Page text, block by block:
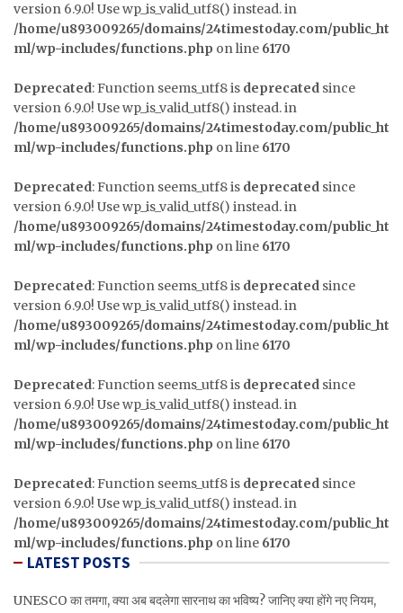
version 6.9.0! Use wp_is_valid_utf8() instead. in
/home/u893009265/domains/24timestoday.com/public_ht
ml/wp-includes/functions.php on line 6170
Deprecated: Function seems_utf8 is deprecated since
version 6.9.0! Use wp_is_valid_utf8() instead. in
/home/u893009265/domains/24timestoday.com/public_ht
ml/wp-includes/functions.php on line 6170
Deprecated: Function seems_utf8 is deprecated since
version 6.9.0! Use wp_is_valid_utf8() instead. in
/home/u893009265/domains/24timestoday.com/public_ht
ml/wp-includes/functions.php on line 6170
Deprecated: Function seems_utf8 is deprecated since
version 6.9.0! Use wp_is_valid_utf8() instead. in
/home/u893009265/domains/24timestoday.com/public_ht
ml/wp-includes/functions.php on line 6170
Deprecated: Function seems_utf8 is deprecated since
version 6.9.0! Use wp_is_valid_utf8() instead. in
/home/u893009265/domains/24timestoday.com/public_ht
ml/wp-includes/functions.php on line 6170
Deprecated: Function seems_utf8 is deprecated since
version 6.9.0! Use wp_is_valid_utf8() instead. in
/home/u893009265/domains/24timestoday.com/public_ht
ml/wp-includes/functions.php on line 6170
LATEST POSTS
UNESCO का तमगा, क्या अब बदलेगा सारनाथ का भविष्य? जानिए क्या होंगे नए नियम,